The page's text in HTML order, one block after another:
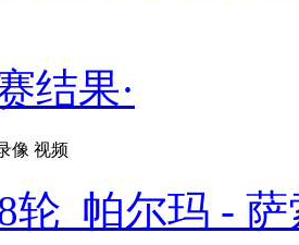
结果·
像 视频
轮 帕尔玛 -